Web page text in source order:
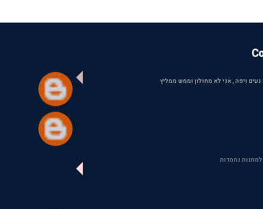
ויפה , אני לא מחולון וממש ממליץ
למתנות נחמדות